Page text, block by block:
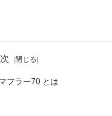
フラー70 とは